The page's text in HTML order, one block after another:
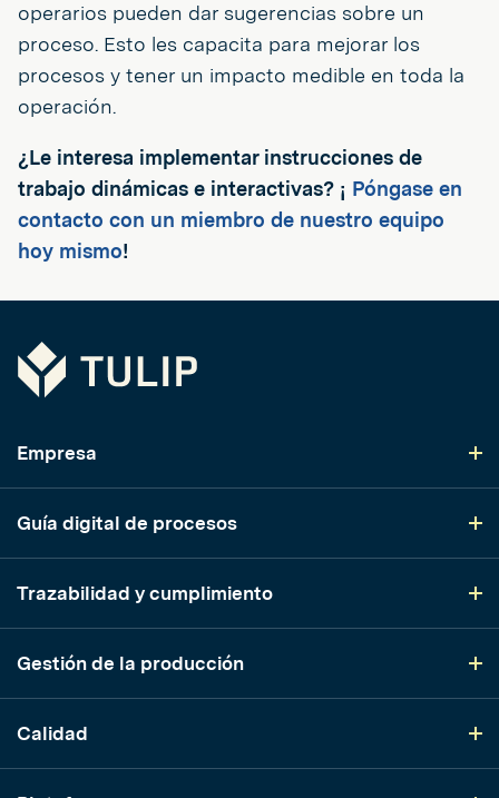
operarios pueden dar sugerencias sobre un
proceso. Esto les capacita para mejorar los
procesos y tener un impacto medible en toda la
operación.
¿Le interesa implementar instrucciones de
trabajo dinámicas e interactivas? ¡ Póngase en
contacto con un miembro de nuestro equipo
hoy mismo!
Tulip
Empresa
Guía digital de procesos
Trazabilidad y cumplimiento
Gestión de la producción
Calidad